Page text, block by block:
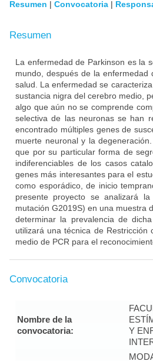
Resumen | Convocatoria |
Resumen
La enfermedad de Parkinson es la
mundo, después de la enfermedad
salud. La enfermedad se
sustancia nigra del cerebro medio,
algo que aún no se comprende
selectiva de las neuronas se han
encontrado múltiples genes de
muerte neuronal y la
que por su particular forma de
indiferenciables de los casos
genes más interesantes para el
como esporádico, de inicio
presente proyecto se analizará
mutación G2019S) en una muestra
determinar la prevalencia de
utilizará una técnica de
medio de PCR para el
Convocatoria
Nombre de la
convocatoria:
Y